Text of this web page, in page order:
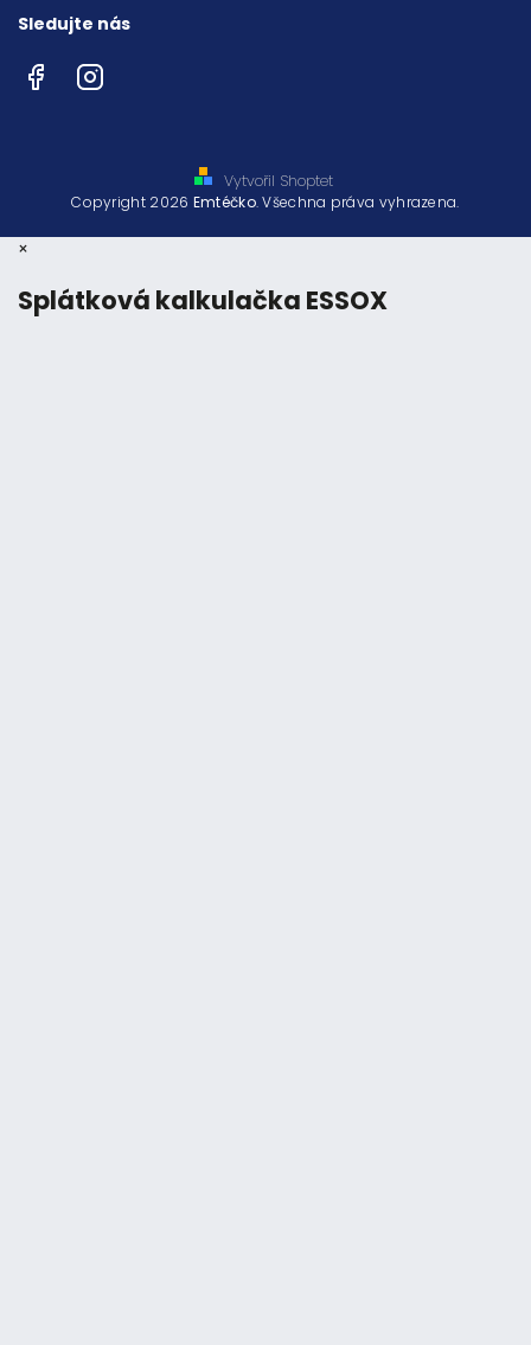
Sledujte nás
FacebookInstagram
Vytvořil Shoptet
Copyright 2026 Emtéčko. Všechna práva vyhrazena.
×
Splátková kalkulačka ESSOX